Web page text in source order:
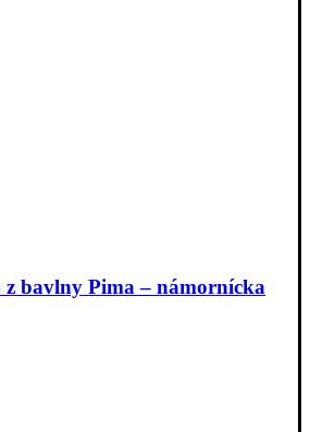
z bavlny Pima – námornícka